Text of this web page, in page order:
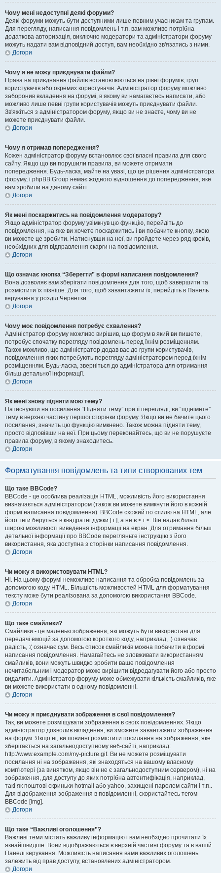
Чому мені недоступні деякі форуми?
Деякі форуми можуть бути доступними лише певним учасникам та групам.
Для перегляду, написання повідомлень і т.п. вам можливо потрібна
додаткова авторизація, виключно модератори та адміністратори форуму
можуть надати вам відповідний доступ, вам необхідно зв'язатись з ними.
Догори
Чому я не можу приєднувати файли?
Права на приєднання файлів встановлюються на рівні форумів, груп
користувачів або окремих користувачів. Адміністратор форуму можливо
заборонив вкладення на форумі, в якому ви намагаєтесь написати, або
можливо лише певні групи користувачів можуть приєднувати файли.
Зв'яжіться з адміністратором форуму, якщо ви не знаєте, чому ви не
можете приєднувати файли.
Догори
Чому я отримав попередження?
Кожен адміністратор форуму встановлює свої власні правила для свого
сайту. Якщо що ви порушили правила, ви можете отримати
попередження. Будь-ласка, майте на увазі, що це рішення адміністратора
форуму, і phpBB Group немає жодного відношення до попередження, яке
вам зробили на даному сайті.
Догори
Як мені поскаржитись на повідомлення модератору?
Якщо адміністратор форуму увімкнув цю функцію, перейдіть до
повідомлення, на яке ви хочете поскаржитись і ви побачите кнопку, якою
ви можете це зробити. Натиснувши на неї, ви пройдете через ряд кроків,
необхідних для відправлення скарги на повідомлення.
Догори
Що означає кнопка “Зберегти” в формі написання повідомлення?
Вона дозволяє вам зберігати повідомлення для того, щоб завершити та
розмістити їх пізніше. Для того, щоб завантажити їх, перейдіть в Панель
керування у розділ Чернетки.
Догори
Чому моє повідомлення потребує схвалення?
Адміністратор форуму можливо вирішив, що форум в який ви пишете,
потребує спочатку перегляду повідомлень перед їхнім розміщенням.
Також можливо, що адміністратор додав вас до групи користувачів,
повідомлення яких потребують перегляду адміністратором перед їхнім
розміщенням. Будь-ласка, зверніться до адміністратора для отримання
більш детальної інформації.
Догори
Як мені знову підняти мою тему?
Натиснувши на посилання “Підняти тему” при її перегляді, ви “піднімете”
тему в верхню частину першої сторінки форуму. Якщо ви не бачите цього
посилання, значить цю функцію вимкнено. Також можна підняти тему,
просто відповівши на неї. При цьому переконайтесь, що ви не порушуєте
правила форуму, в якому знаходитесь.
Догори
Форматування повідомлень та типи створюваних тем
Що таке BBCode?
BBCode - це особлива реалізація HTML, можливість його використання
визначається адміністратором (також ви можете вимкнути його в кожній
формі написання повідомлення). BBCode схожий по стилю на HTML, але
його теги беруться в квадратні дужки [ і ], а не в < і >. Він надає більш
широкі можливості виведення інформації на екран. Для отримання більш
детальної інформації про BBCode перегляньте інструкцію з його
використання, яка доступна з сторінки написання повідомлення.
Догори
Чи можу я використовувати HTML?
Ні. На цьому форумі неможливе написання та обробка повідомлень за
допомогою коду HTML. Більшість можливостей HTML для форматування
тексту може бути реалізована за допомогою використання BBCode.
Догори
Що таке смайлики?
Смайлики - це маленькі зображення, які можуть бути використані для
передачі емоцій за допомогою короткого коду, наприклад, :) означає
радість, :( означає сум. Весь список смайликів можна побачити в формі
написання повідомлення. Намагайтесь не зловживати використанням
смайликів, вони можуть швидко зробити ваше повідомлення
нечитабельним і модератор може вирішити відредагувати його або просто
видалити. Адміністратор форуму може обмежувати кількість смайликів, яке
ви можете використати в одному повідомленні.
Догори
Чи можу я приєднувати зображення в свої повідомлення?
Так, ви можете розміщувати зображення в своїх повідомленнях. Якщо
адміністратор дозволив вкладення, ви зможете завантажити зображення
на форум. Якщо ні, ви повинні розмістити посилання на зображення, яке
зберігається на загальнодоступному веб-сайті, наприклад:
http://www.example.com/my-picture.gif. Ви не можете розміщувати
посилання ні на зображення, які знаходяться на вашому власному
комп'ютері (за винятком, якщо він не є загальнодоступним сервером), ні на
зображення, для доступу до яких потрібна автентифікація, наприклад,
такі як поштові скриньки hotmail або yahoo, захищені паролем сайти і т.п..
Для відображення зображення в повідомленні, скористайтесь тегом
BBCode [img].
Догори
Що таке “Важливі оголошення”?
Важливі теми містять важливу інформацію і вам необхідно прочитати їх
якнайшвидше. Вони відображаються в верхній частині форуму та в вашій
Панелі керування. Можливість написання вами важливих оголошень
залежить від прав доступу, встановлених адміністратором.
Догори